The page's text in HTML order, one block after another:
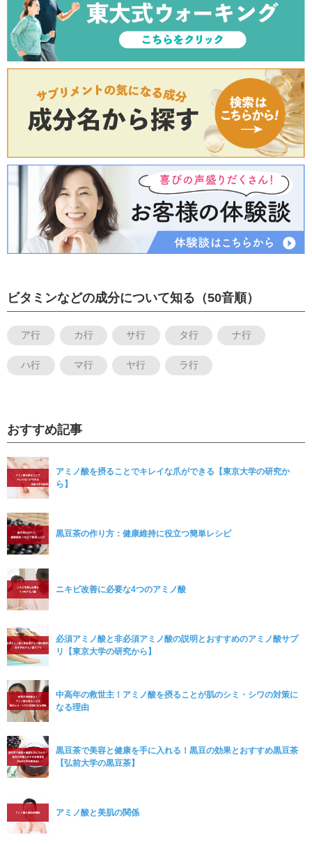
ビタミンなどの成分について知る（50音順）
ア行 カ行 サ行 タ行 ナ行
ハ行 マ行 ヤ行 ラ行
おすすめ記事
アミノ酸を摂ることでキレイな爪ができる【東京大学の研究か
ら】
黒豆茶の作り方：健康維持に役立つ簡単レシピ
ニキビ改善に必要な4つのアミノ酸
必須アミノ酸と非必須アミノ酸の説明とおすすめのアミノ酸サプ
リ【東京大学の研究から】
中高年の救世主！アミノ酸を摂ることが肌のシミ・シワの対策に
なる理由
黒豆茶で美容と健康を手に入れる！黒豆の効果とおすすめ黒豆茶
【弘前大学の黒豆茶】
アミノ酸と美肌の関係